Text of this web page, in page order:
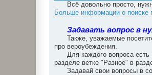
Всё довольно просто,
Больше информации о поиске
Задавать вопрос в
Также, уважаемые
про вероубеждения.
Для каждого вопроса
разделе ветке "Разное" в
Задавай свои вопросы в